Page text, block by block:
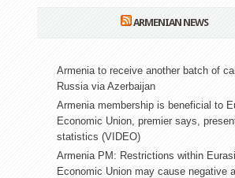
ARMENIAN NEWS
Armenia to receive another batch of
Russia via Azerbaijan
Armenia membership is beneficial to
Economic Union, premier says,
statistics (VIDEO)
Armenia PM: Restrictions within
Economic Union may cause negative